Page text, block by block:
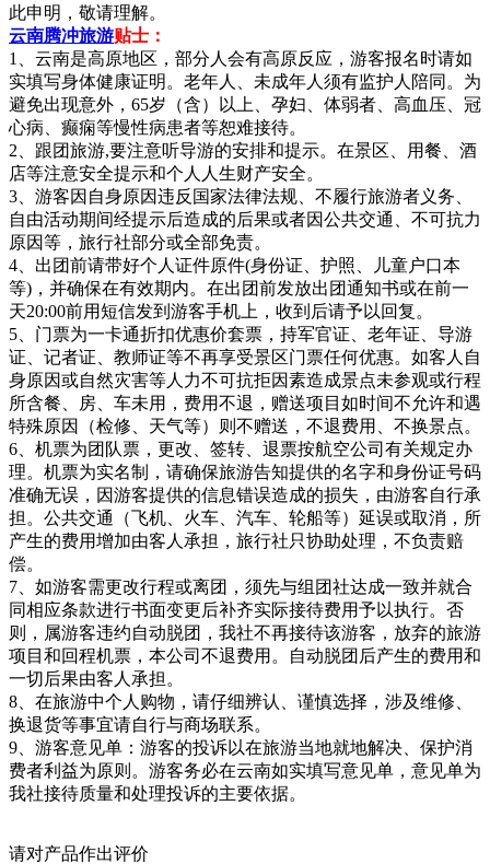
此申明，敬请理解。
云南腾冲旅游贴士：
1、云南是高原地区，部分人会有高原反应，游客报名时请如
实填写身体健康证明。老年人、未成年人须有监护人陪同。为
避免出现意外，65岁（含）以上、孕妇、体弱者、高血压、冠
心病、癫痫等慢性病患者等恕难接待。
2、跟团旅游,要注意听导游的安排和提示。在景区、用餐、酒
店等注意安全提示和个人人生财产安全。
3、游客因自身原因违反国家法律法规、不履行旅游者义务、
自由活动期间经提示后造成的后果或者因公共交通、不可抗力
原因等，旅行社部分或全部免责。
4、出团前请带好个人证件原件(身份证、护照、儿童户口本
等)，并确保在有效期内。在出团前发放出团通知书或在前一
天20:00前用短信发到游客手机上，收到后请予以回复。
5、门票为一卡通折扣优惠价套票，持军官证、老年证、导游
证、记者证、教师证等不再享受景区门票任何优惠。如客人自
身原因或自然灾害等人力不可抗拒因素造成景点未参观或行程
所含餐、房、车未用，费用不退，赠送项目如时间不允许和遇
特殊原因（检修、天气等）则不赠送，不退费用、不换景点。
6、机票为团队票，更改、签转、退票按航空公司有关规定办
理。机票为实名制，请确保旅游告知提供的名字和身份证号码
准确无误，因游客提供的信息错误造成的损失，由游客自行承
担。公共交通（飞机、火车、汽车、轮船等）延误或取消，所
产生的费用增加由客人承担，旅行社只协助处理，不负责赔
偿。
7、如游客需更改行程或离团，须先与组团社达成一致并就合
同相应条款进行书面变更后补齐实际接待费用予以执行。否
则，属游客违约自动脱团，我社不再接待该游客，放弃的旅游
项目和回程机票，本公司不退费用。自动脱团后产生的费用和
一切后果由客人承担。
8、在旅游中个人购物，请仔细辨认、谨慎选择，涉及维修、
换退货等事宜请自行与商场联系。
9、游客意见单：游客的投诉以在旅游当地就地解决、保护消
费者利益为原则。游客务必在云南如实填写意见单，意见单为
我社接待质量和处理投诉的主要依据。
请对产品作出评价